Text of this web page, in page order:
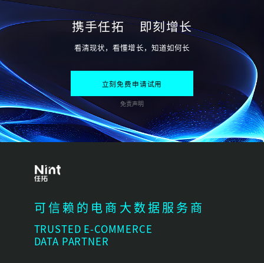
携手任拓 即刻增长
看清现状，看懂增长，知道如何长
立刻免费申请试用
免责声明
可信赖的电商大数据服务商
TRUSTED E-COMMERCE
DATA PARTNER